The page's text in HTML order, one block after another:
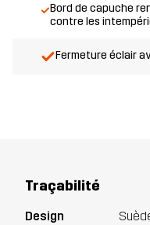
Bord de capuche
contre les
Fermeture éclair
Traçabilité
Design